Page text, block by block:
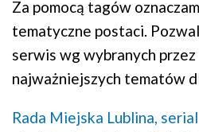
Za pomocą tagów
tematyczne postaci.
serwis wg wybranych
najważniejszych tematów
Rada Miejska Lublina,